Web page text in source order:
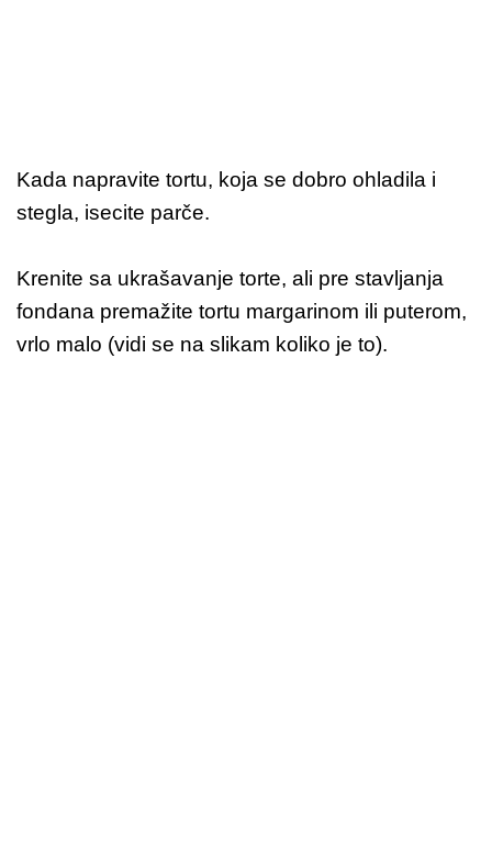
Kada napravite tortu, koja se dobro ohladila i
stegla, isecite parče.
Krenite sa ukrašavanje torte, ali pre stavljanja
fondana premažite tortu margarinom ili puterom,
vrlo malo (vidi se na slikam koliko je to).